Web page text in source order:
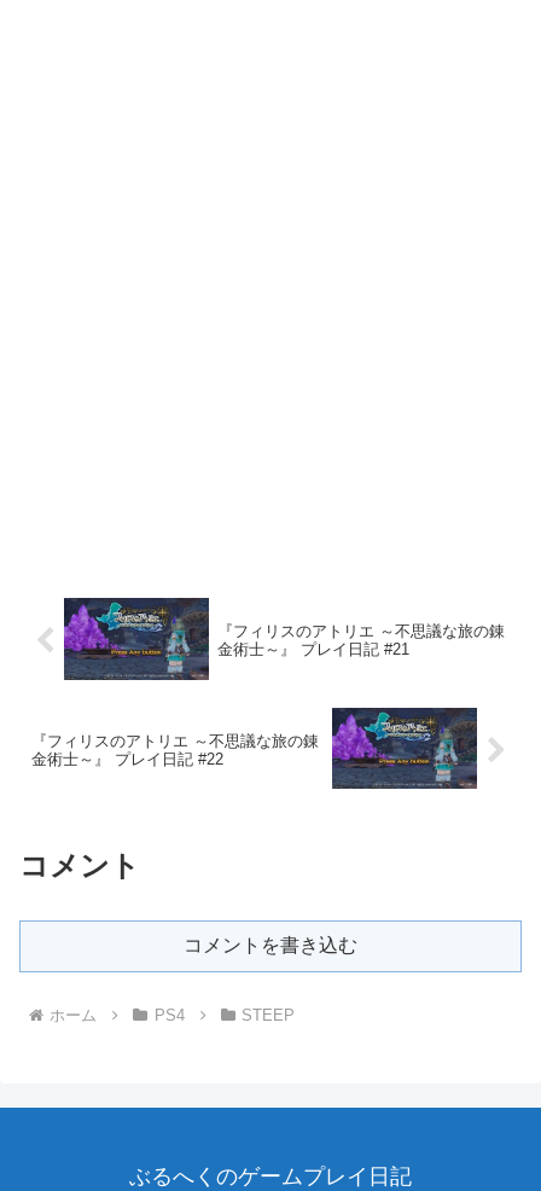
『フィリスのアトリエ ～不思議な旅の錬
金術士～』 プレイ日記 #21
『フィリスのアトリエ ～不思議な旅の錬
金術士～』 プレイ日記 #22
コメント
コメントを書き込む
ホーム PS4 STEEP
ぶるへくのゲームプレイ日記